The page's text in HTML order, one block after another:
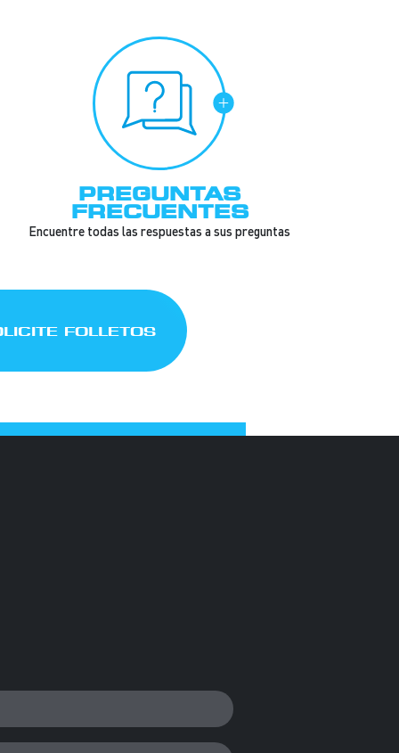
PREGUNTAS
FRECUENTES
Encuentre todas las respuestas a sus preguntas
FOLLETOS